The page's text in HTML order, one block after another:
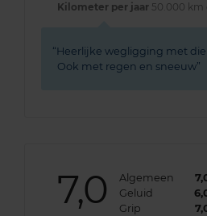
Kilometer per jaar 50.000 km
Heerlijke wegligging met
Ook met regen en sneeuw
7,0 Algemeen
Geluid
Grip